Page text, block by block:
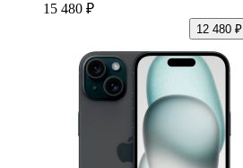
15 480 ₽
12 480 ₽